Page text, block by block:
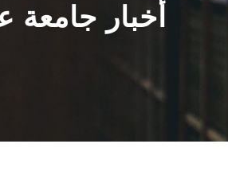
أخبار